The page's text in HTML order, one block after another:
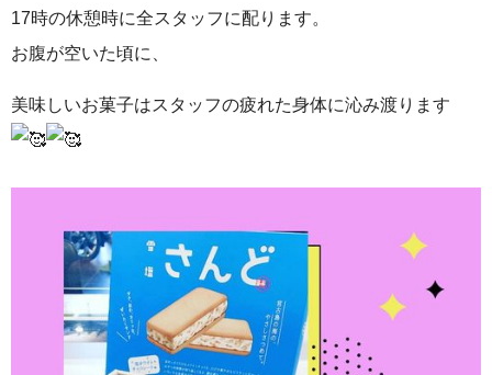
17時の休憩時に全スタッフに配ります。
お腹が空いた頃に、
美味しいお菓子はスタッフの疲れた身体に沁み渡ります